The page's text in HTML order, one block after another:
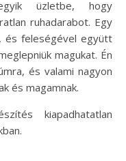
üzletbe, hogy
ruhadarabot. Egy
és feleségével együtt
magukat. Én
és valami nagyon
és magamnak.
kiapadhatatlan